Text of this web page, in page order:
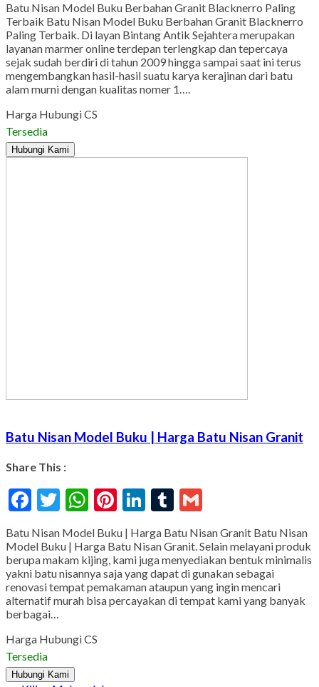
Batu Nisan Model Buku Berbahan Granit Blacknerro Paling
Terbaik Batu Nisan Model Buku Berbahan Granit Blacknerro
Paling Terbaik. Di layan Bintang Antik Sejahtera merupakan
layanan marmer online terdepan terlengkap dan tepercaya
sejak sudah berdiri di tahun 2009 hingga sampai saat ini terus
mengembangkan hasil-hasil suatu karya kerajinan dari batu
alam murni dengan kualitas nomer 1….
Harga Hubungi CS
Tersedia
Hubungi Kami
Batu Nisan Model Buku | Harga Batu Nisan Granit
Share This :
Facebook
Twitter
WhatsApp
Pinterest
LinkedIn
Tumblr
Batu Nisan Model Buku | Harga Batu Nisan Granit Batu Nisan
Model Buku | Harga Batu Nisan Granit. Selain melayani produk
berupa makam kijing, kami juga menyediakan bentuk minimalis
yakni batu nisannya saja yang dapat di gunakan sebagai
renovasi tempat pemakaman ataupun yang ingin mencari
alternatif murah bisa percayakan di tempat kami yang banyak
berbagai…
Harga Hubungi CS
Tersedia
Hubungi Kami